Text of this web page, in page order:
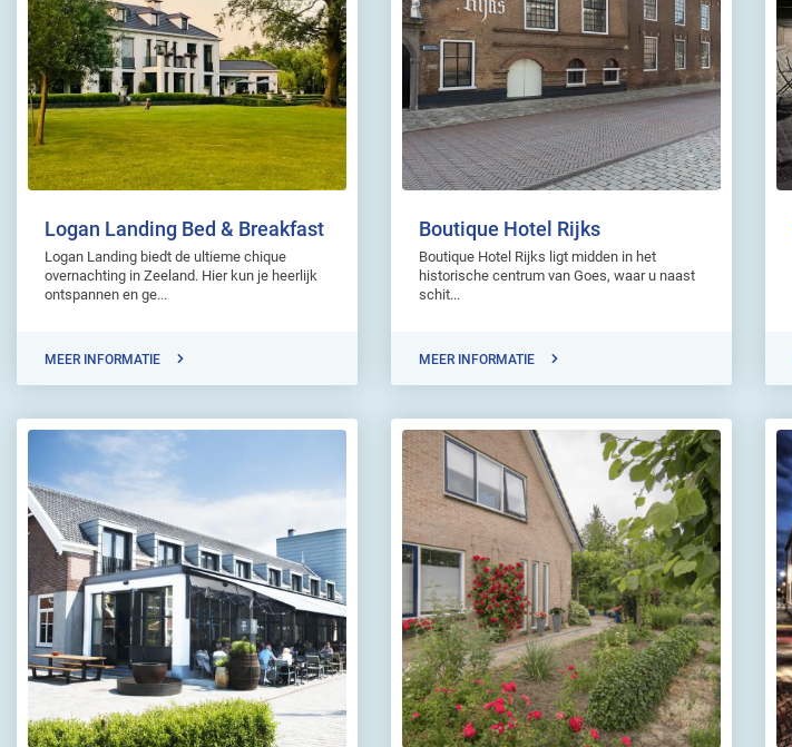
Logan Landing Bed & Breakfast
Logan Landing biedt de ultieme chique
overnachting in Zeeland. Hier kun je heerlijk
ontspannen en ge...
MEER INFORMATIE
Boutique Hotel Rijks
Boutique Hotel Rijks ligt midden in het
historische centrum van Goes, waar u naast
schit...
MEER INFORMATIE